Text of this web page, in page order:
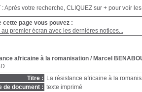
: Après votre recherche, CLIQUEZ sur + pour voir
cette page vous pouvez :
au premier écran avec les dernières notices...
africaine à la romanisation/ Marcel
Titre :
La résistance africaine à la
de document : texte imprimé